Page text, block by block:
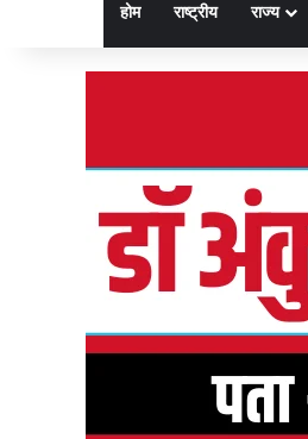
होम राष्ट्रीय राज्य